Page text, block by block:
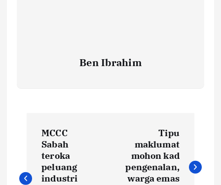
Ben Ibrahim
s
MCCC
Sabah
teroka
peluang
industri
Tipu
maklumat
mohon kad
pengenalan,
warga emas